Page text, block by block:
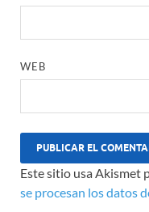
WEB
Este sitio usa Akismet
se procesan los datos